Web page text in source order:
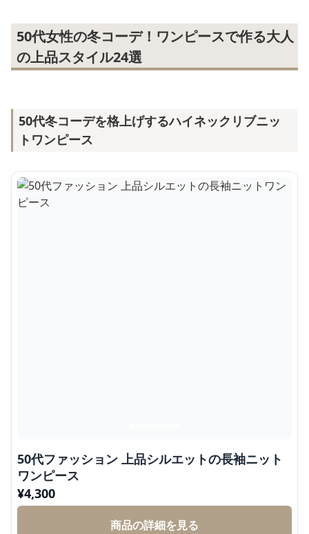
50代女性の冬コーデ！ワンピースで作る大人
の上品スタイル24選
50代冬コーデを格上げするハイネックリブニッ
トワンピース
50代ファッション 上品シルエットの長袖ニット
ワンピース
¥4,300
商品の詳細を見る